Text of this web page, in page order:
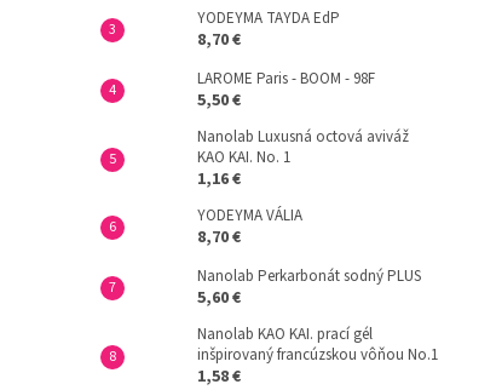
YODEYMA TAYDA EdP
8,70 €
LAROME Paris - BOOM - 98F
5,50 €
Nanolab Luxusná octová aviváž
KAO KAI. No. 1
1,16 €
YODEYMA VÁLIA
8,70 €
Nanolab Perkarbonát sodný PLUS
5,60 €
Nanolab KAO KAI. prací gél
inšpirovaný francúzskou vôňou No.1
1,58 €